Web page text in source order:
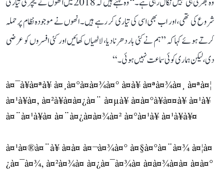
شروع کی تھی، اور اب بھی اسی کی تیاری کر رہے ہیں۔ انھوں نے موجودہ نظام پر حملہ
کرتے ہوئے کہا کہ ’’ہم نے کئی بار دھرنا دیا، لاٹھیاں کھائیں اور کئی افسروں کو عرضی
دی، لیکن ہماری کوئی سماعت نہیں ہوئی۔‘‘
à¤¯à¥à¤ªà¥ à¤¸à¤°à¤à¤¾à¤° à¤à¥ à¤ªà¤¾à¤¸ à¤ªà¤¦
à¤¹à¥à¤, à¤²à¥à¤à¤¿à¤¨ à¤µà¥ à¤­à¤°à¥à¤¤à¥ à¤¹à¥
à¤¨à¤¹à¥à¤ à¤¨à¤¿à¤à¤¾à¤² à¤°à¤¹à¥ à¤¹à¥à¥¤
à¤¹à¤®à¤¨à¥ à¤à¤ à¤¬à¤¾à¤° à¤§à¤°à¤¨à¤¾ à¤¦à¤
¿à¤¯à¤¾, à¤²à¤¾à¤ à¤¿à¤¯à¤¾à¤ à¤à¤¾à¤à¤ à¤à¤°